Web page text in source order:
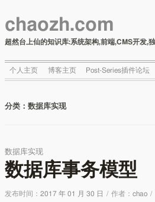
chaozh.com
超然台上仙的知识库:系统架构,前端,CMS开发,
个人主页 博客主页 Post-Series插件论坛
分类：数据库实现
数据库实现
数据库事务模型
发布时间：2017 年 01 月 30 日 / 作者：chao /